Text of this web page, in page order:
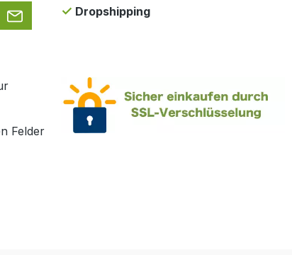
Felder
Dropshipping